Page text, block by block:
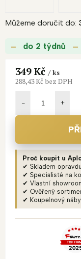
do 2 týdnů
Můžeme doručit do:
349 Kč/ ks
288,43 Kč bez DPH
Proč koupit u
✔ Skladem
✔ Specialisté na
✔ Vlastní
✔ Ověřený
✔ Koupelnový